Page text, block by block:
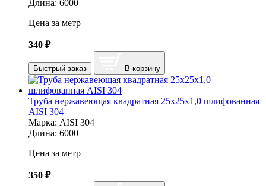
Длина: 6000
Цена за метр
340 ₽
Быстрый заказ В корзину
Труба нержавеющая квадратная 25х25х1,0 шлифованная
AISI 304
Марка: AISI 304
Длина: 6000
Цена за метр
350 ₽